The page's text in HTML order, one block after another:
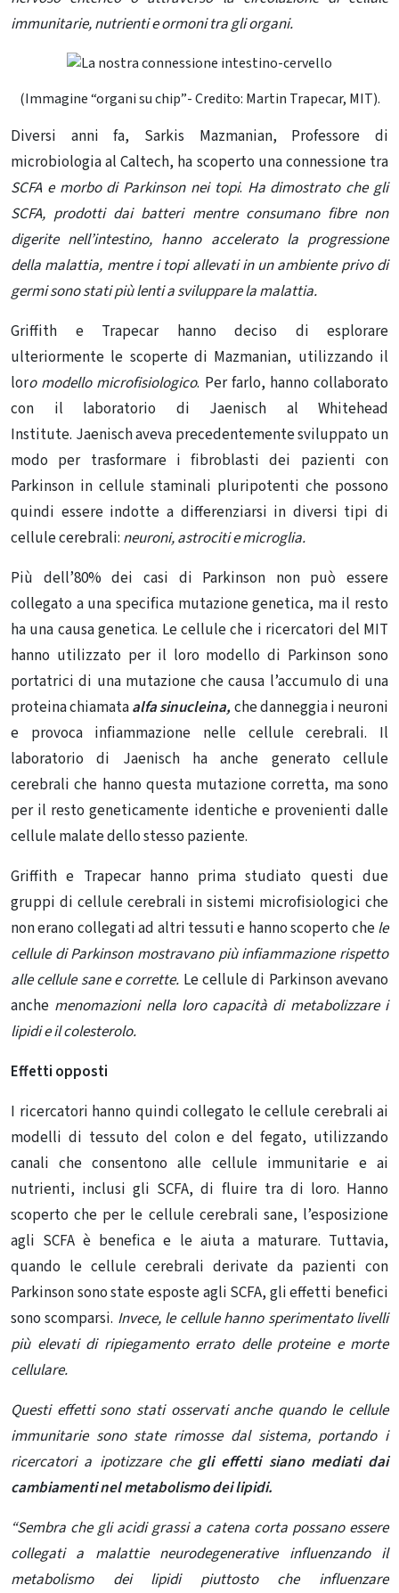
immunitarie, nutrienti e ormoni tra gli organi.
(Immagine “organi su chip”- Credito: Martin Trapecar, MIT).
Diversi anni fa, Sarkis Mazmanian, Professore di
microbiologia al Caltech, ha scoperto una connessione tra
SCFA e morbo di Parkinson nei topi. Ha dimostrato che gli
SCFA, prodotti dai batteri mentre consumano fibre non
digerite nell’intestino, hanno accelerato la progressione
della malattia, mentre i topi allevati in un ambiente privo di
germi sono stati più lenti a sviluppare la malattia.
Griffith e Trapecar hanno deciso di esplorare
ulteriormente le scoperte di Mazmanian, utilizzando il
loro modello microfisiologico. Per farlo, hanno collaborato
con il laboratorio di Jaenisch al Whitehead
Institute. Jaenisch aveva precedentemente sviluppato un
modo per trasformare i fibroblasti dei pazienti con
Parkinson in cellule staminali pluripotenti che possono
quindi essere indotte a differenziarsi in diversi tipi di
cellule cerebrali: neuroni, astrociti e microglia.
Più dell’80% dei casi di Parkinson non può essere
collegato a una specifica mutazione genetica, ma il resto
ha una causa genetica. Le cellule che i ricercatori del MIT
hanno utilizzato per il loro modello di Parkinson sono
portatrici di una mutazione che causa l’accumulo di una
proteina chiamataalfa sinucleina, che danneggia i neuroni
e provoca infiammazione nelle cellule cerebrali. Il
laboratorio di Jaenisch ha anche generato cellule
cerebrali che hanno questa mutazione corretta, ma sono
per il resto geneticamente identiche e provenienti dalle
cellule malate dello stesso paziente.
Griffith e Trapecar hanno prima studiato questi due
gruppi di cellule cerebrali in sistemi microfisiologici che
non erano collegati ad altri tessuti e hanno scoperto chele
cellule di Parkinson mostravano più infiammazione rispetto
alle cellule sane e corrette. Le cellule di Parkinson avevano
anche menomazioni nella loro capacità di metabolizzare i
lipidi e il colesterolo.
Effetti opposti
I ricercatori hanno quindi collegato le cellule cerebrali ai
modelli di tessuto del colon e del fegato, utilizzando
canali che consentono alle cellule immunitarie e ai
nutrienti, inclusi gli SCFA, di fluire tra di loro. Hanno
scoperto che per le cellule cerebrali sane, l’esposizione
agli SCFA è benefica e le aiuta a maturare. Tuttavia,
quando le cellule cerebrali derivate da pazienti con
Parkinson sono state esposte agli SCFA, gli effetti benefici
sono scomparsi. Invece, le cellule hanno sperimentato livelli
più elevati di ripiegamento errato delle proteine ​​e morte
cellulare.
Questi effetti sono stati osservati anche quando le cellule
immunitarie sono state rimosse dal sistema, portando i
ricercatori a ipotizzare chegli effetti siano mediati dai
cambiamenti nel metabolismo dei lipidi.
“Sembra che gli acidi grassi a catena corta possano essere
collegati a malattie neurodegenerative influenzando il
metabolismo dei lipidi piuttosto che influenzare